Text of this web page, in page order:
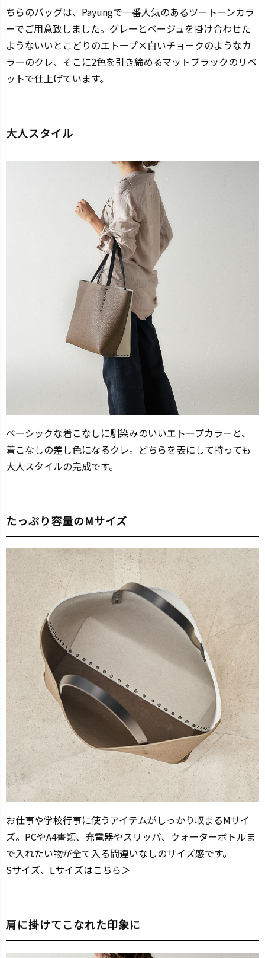
ちらのバッグは、Payungで一番人気のあるツートーンカラ
ーでご用意致しました。グレーとベージュを掛け合わせた
ようないいとこどりのエトープ×白いチョークのようなカ
ラーのクレ、そこに2色を引き締めるマットブラックのリベ
ットで仕上げています。
大人スタイル
ベーシックな着こなしに馴染みのいいエトープカラーと、
着こなしの差し色になるクレ。どちらを表にして持っても
大人スタイルの完成です。
たっぷり容量のMサイズ
お仕事や学校行事に使うアイテムがしっかり収まるMサイ
ズ。PCやA4書類、充電器やスリッパ、ウォーターボトルま
で入れたい物が全て入る間違いなしのサイズ感です。
Sサイズ、Lサイズはこちら＞
肩に掛けてこなれた印象に